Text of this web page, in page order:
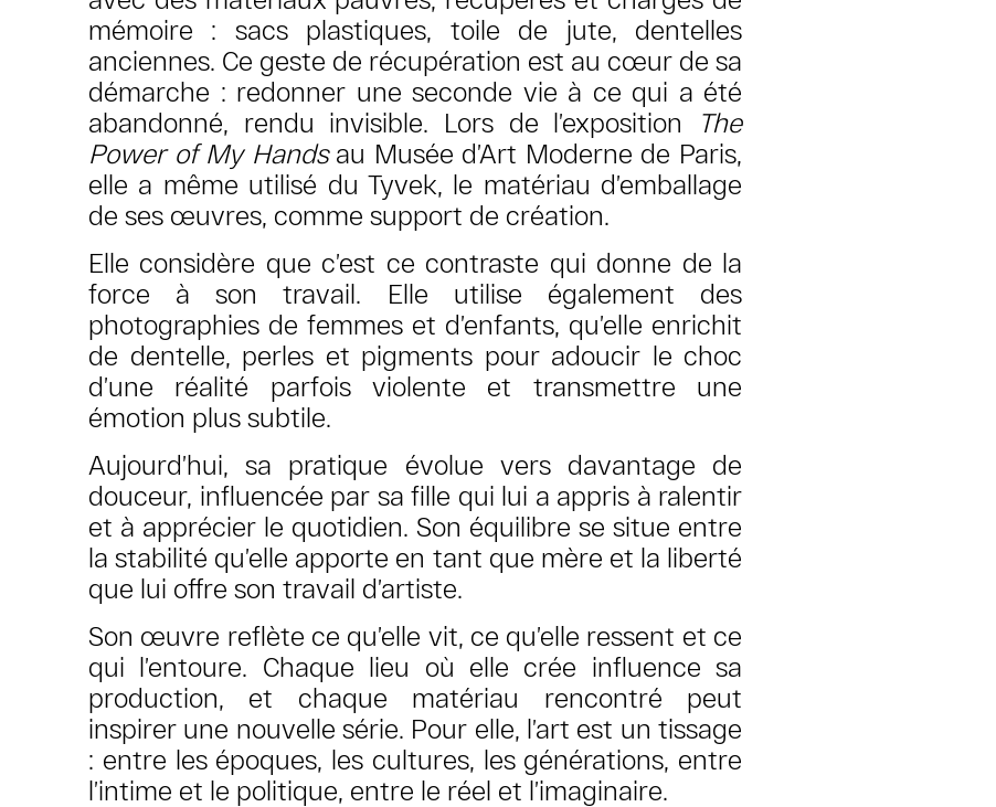
mémoire : sacs plastiques, toile de jute, dentelles
anciennes. Ce geste de récupération est au cœur de sa
démarche : redonner une seconde vie à ce qui a été
abandonné, rendu invisible. Lors de l’exposition
The
Power of My Handsau Musée d’Art Moderne de Paris,
elle a même utilisé du Tyvek, le matériau d’emballage
de ses œuvres, comme support de création.
Elle considère que c’est ce contraste qui donne de la
force à son travail. Elle utilise également des
photographies de femmes et d’enfants, qu’elle enrichit
de dentelle, perles et pigments pour adoucir le choc
d’une réalité parfois violente et transmettre une
émotion plus subtile.
Aujourd’hui, sa pratique évolue vers davantage de
douceur, influencée par sa fille qui lui a appris à ralentir
et à apprécier le quotidien. Son équilibre se situe entre
la stabilité qu’elle apporte en tant que mère et la liberté
que lui offre son travail d’artiste.
Son œuvre reflète ce qu’elle vit, ce qu’elle ressent et ce
qui l’entoure. Chaque lieu où elle crée influence sa
production, et chaque matériau rencontré peut
inspirer une nouvelle série. Pour elle, l’art est un tissage
: entre les époques, les cultures, les générations, entre
l’intime et le politique, entre le réel et l’imaginaire.